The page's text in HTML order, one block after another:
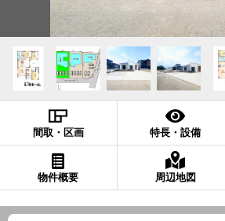
間取・区画 特長・設備
物件概要 周辺地図